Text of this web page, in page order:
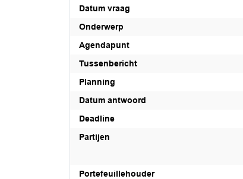
Datum vraag
Onderwerp
Agendapunt
Tussenbericht
Planning
Datum antwoord
Deadline
Partijen
Portefeuillehouder